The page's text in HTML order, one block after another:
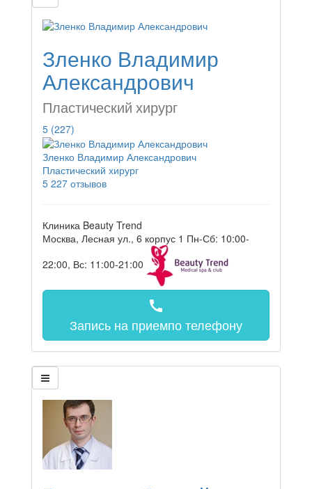
Зленко Владимир
Александрович
Пластический хирург
5 (227)
Зленко Владимир Александрович
Пластический хирург
5 227 отзывов
Клиника Beauty Trend
Москва, Лесная ул., 6 корпус 1 Пн-Сб: 10:00-
22:00, Вс: 11:00-21:00
call
Запись на приемпо телефону